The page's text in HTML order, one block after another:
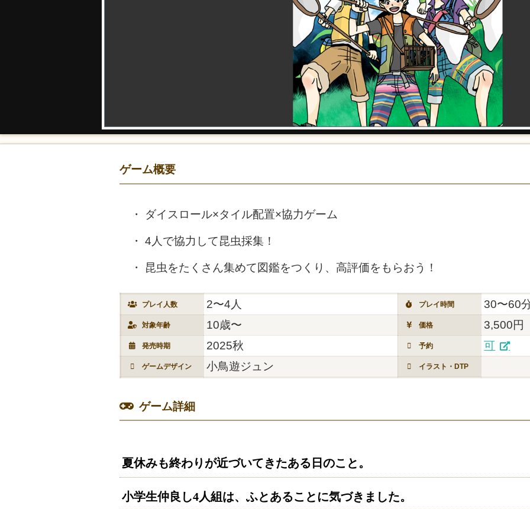
ゲーム概要
ダイスロール×タイル配置×協力ゲーム
4人で協力して昆虫採集！
昆虫をたくさん集めて図鑑をつくり、高評価をもらおう！
プレイ人数 2〜4人 プレイ時間 30〜60
対象年齢 10歳〜 価格 3,500円
発売時期 2025秋 予約 可
ゲームデザイン 小鳥遊ジュン イラスト・DTP
ゲーム詳細
夏休みも終わりが近づいてきたある日のこと。
小学生仲良し4人組は、ふとあることに気づきました。